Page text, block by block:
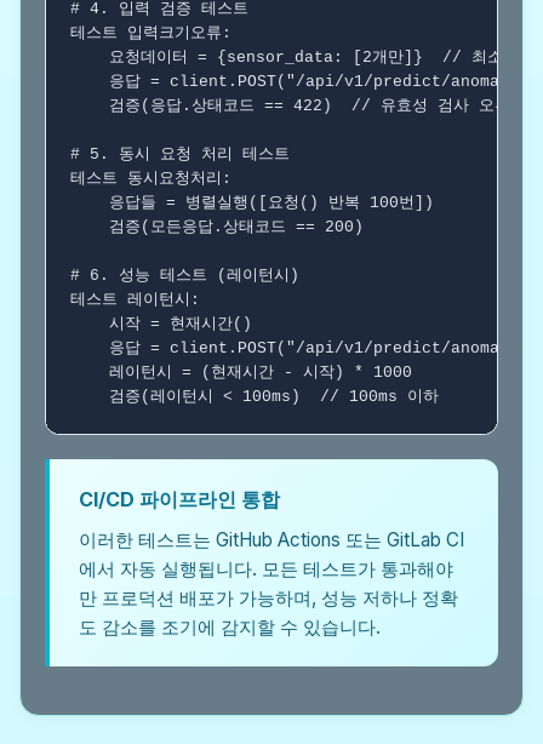
# 4. 입력 검증 테스트
테스트 입력크기오류:
    요청데이터 = {sensor_data: [2개만]}
// 최소 10
응답 = client.POST("/api/v1/predict/anomaly",
    검증(응답.상태코드 == 422)
// 유효성 검사 오류
# 5. 동시 요청 처리 테스트
테스트 동시요청처리:
    응답들 = 병렬실행([요청()
반복 100번])
    검증(모든응답.상태코드 == 200)
# 6. 성능 테스트 (레이턴시)
테스트 레이턴시:
    시작 = 현재시간()
응답 = client.POST("/api/v1/predict/anomaly",
    레이턴시 = (현재시간 - 시작) * 1000
    검증(레이턴시 < 100ms)
// 100ms 이하
CI/CD 파이프라인 통합
이러한 테스트는 GitHub Actions 또는 GitLab CI
에서 자동 실행됩니다. 모든 테스트가 통과해야
만 프로덕션 배포가 가능하며, 성능 저하나 정확
도 감소를 조기에 감지할 수 있습니다.